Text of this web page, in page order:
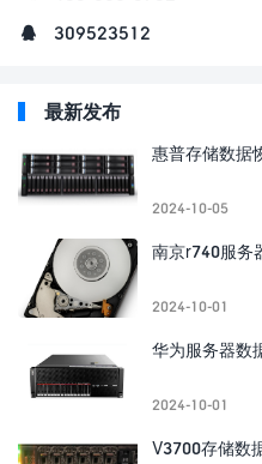
309523512
最新发布
惠普存储数据
2024-10-05
南京r740服务
2024-10-01
华为服务器数
2024-10-01
V3700存储数